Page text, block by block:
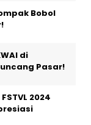
Bobol
di
Pasar!
2024